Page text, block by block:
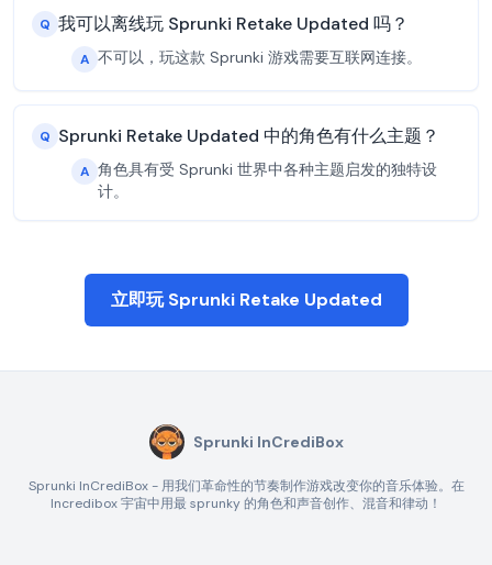
Q 我可以离线玩 Sprunki Retake Updated 吗？
A 不可以，玩这款 Sprunki 游戏需要互联网连接。
Q Sprunki Retake Updated 中的角色有什么主题？
A 角色具有受 Sprunki 世界中各种主题启发的独特设
计。
立即玩 Sprunki Retake Updated
Sprunki InCrediBox
Sprunki InCrediBox - 用我们革命性的节奏制作游戏改变你的音乐体验。在
Incredibox 宇宙中用最 sprunky 的角色和声音创作、混音和律动！